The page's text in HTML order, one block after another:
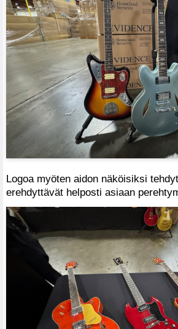
Logoa myöten aidon näköisiksi
erehdyttävät helposti asiaan